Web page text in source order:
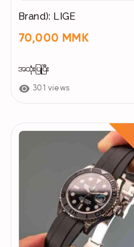
Brand): LIGE
70,000 MMK
အသုံးပြုပြီး
301 views